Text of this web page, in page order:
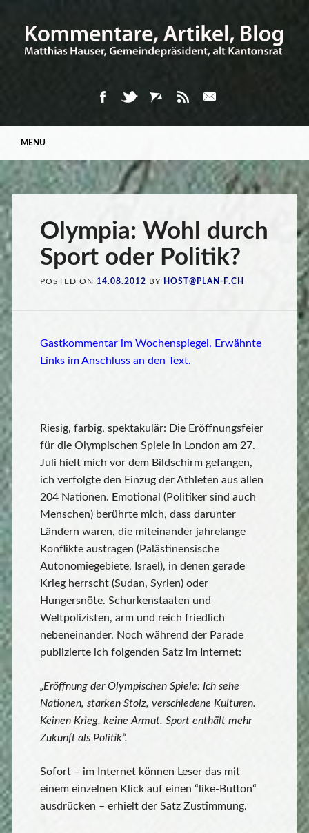
Main menu
content
MENU
Olympia: Wohl durch
Sport oder Politik?
POSTED ON 14.08.2012 BY HOST@PLAN-F.CH
Gastkommentar im Wochenspiegel. Erwähnte
Links im Anschluss an den Text.
Riesig, farbig, spektakulär: Die Eröffnungsfeier
für die Olympischen Spiele in London am 27.
Juli hielt mich vor dem Bildschirm gefangen,
ich verfolgte den Einzug der Athleten aus allen
204 Nationen. Emotional (Politiker sind auch
Menschen) berührte mich, dass darunter
Ländern waren, die miteinander jahrelange
Konflikte austragen (Palästinensische
Autonomiegebiete, Israel), in denen gerade
Krieg herrscht (Sudan, Syrien) oder
Hungersnöte. Schurkenstaaten und
Weltpolizisten, arm und reich friedlich
nebeneinander. Noch während der Parade
publizierte ich folgenden Satz im Internet:
„Eröffnung der Olympischen Spiele: Ich sehe
Nationen, starken Stolz, verschiedene Kulturen.
Keinen Krieg, keine Armut. Sport enthält mehr
Zukunft als Politik“.
Sofort – im Internet können Leser das mit
einem einzelnen Klick auf einen “like-Button“
ausdrücken – erhielt der Satz Zustimmung.